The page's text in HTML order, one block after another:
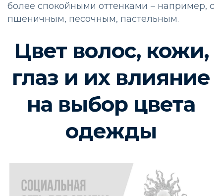
более спокойными оттенками – например, с
пшеничным, песочным, пастельным.
Цвет волос, кожи,
глаз и их влияние
на выбор цвета
одежды